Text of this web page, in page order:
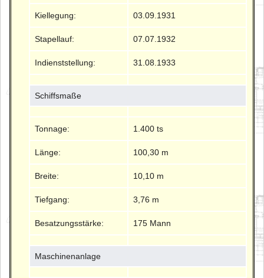
Kiellegung: 03.09.1931
Stapellauf: 07.07.1932
Indienststellung: 31.08.1933
Schiffsmaße
Tonnage: 1.400 ts
Länge: 100,30 m
Breite: 10,10 m
Tiefgang: 3,76 m
Besatzungsstärke: 175 Mann
Maschinenanlage